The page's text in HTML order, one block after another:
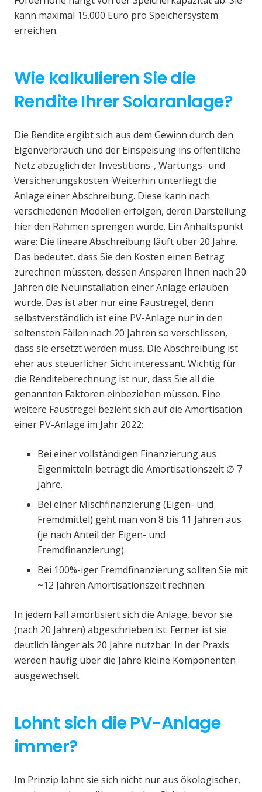
kann maximal 15.000 Euro pro Speichersystem
erreichen.
Wie kalkulieren Sie die
Rendite Ihrer Solaranlage?
Die Rendite ergibt sich aus dem Gewinn durch den
Eigenverbrauch und der Einspeisung ins öffentliche
Netz abzüglich der Investitions-, Wartungs- und
Versicherungskosten. Weiterhin unterliegt die
Anlage einer Abschreibung. Diese kann nach
verschiedenen Modellen erfolgen, deren Darstellung
hier den Rahmen sprengen würde. Ein Anhaltspunkt
wäre: Die lineare Abschreibung läuft über 20 Jahre.
Das bedeutet, dass Sie den Kosten einen Betrag
zurechnen müssten, dessen Ansparen Ihnen nach 20
Jahren die Neuinstallation einer Anlage erlauben
würde. Das ist aber nur eine Faustregel, denn
selbstverständlich ist eine PV-Anlage nur in den
seltensten Fällen nach 20 Jahren so verschlissen,
dass sie ersetzt werden muss. Die Abschreibung ist
eher aus steuerlicher Sicht interessant. Wichtig für
die Renditeberechnung ist nur, dass Sie all die
genannten Faktoren einbeziehen müssen. Eine
weitere Faustregel bezieht sich auf die Amortisation
einer PV-Anlage im Jahr 2022:
Bei einer vollständigen Finanzierung aus
Eigenmitteln beträgt die Amortisationszeit ∅ 7
Jahre.
Bei einer Mischfinanzierung (Eigen- und
Fremdmittel) geht man von 8 bis 11 Jahren aus
(je nach Anteil der Eigen- und
Fremdfinanzierung).
Bei 100%-iger Fremdfinanzierung sollten Sie mit
~12 Jahren Amortisationszeit rechnen.
In jedem Fall amortisiert sich die Anlage, bevor sie
(nach 20 Jahren) abgeschrieben ist. Ferner ist sie
deutlich länger als 20 Jahre nutzbar. In der Praxis
werden häufig über die Jahre kleine Komponenten
ausgewechselt.
Lohnt sich die PV-Anlage
immer?
Im Prinzip lohnt sie sich nicht nur aus ökologischer,